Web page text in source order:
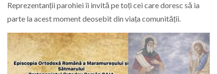
Reprezentanții parohiei îi invită pe toți cei care doresc să ia
parte la acest moment deosebit din viața comunității.